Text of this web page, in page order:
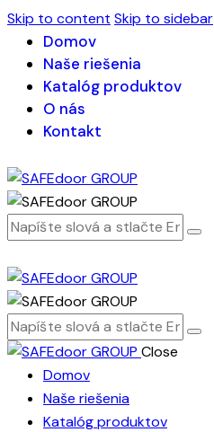
Skip to content Skip to sidebar
Domov
Naše riešenia
Katalóg produktov
O nás
Kontakt
Close
Domov
Naše riešenia
Katalóg produktov